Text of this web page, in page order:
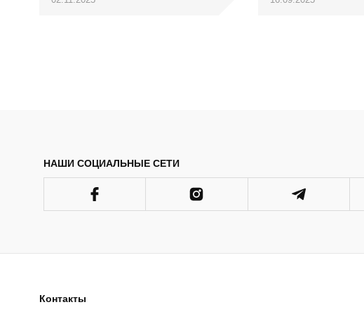
НАШИ СОЦИАЛЬНЫЕ СЕТИ
Контакты